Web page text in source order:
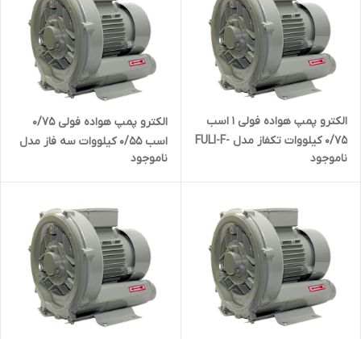
الکترو پمپ هواده فولی 1 اسب
0/75 کیلووات تکفاز مدل FULI-F-
HG-750B
ناموجود
الکترو پمپ هواده فولی 0/75
اسب 0/55 کیلووات سه فاز مدل
FULI-F-HG-550SB
ناموجود